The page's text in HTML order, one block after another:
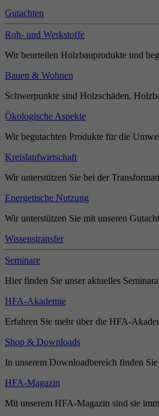
Gutachten
Roh- und Werkstoffe
Wir beurteilen Holzbauprodukte und
Bauen & Wohnen
Schwerpunkte sind Holzschäden,
Ökologische Aspekte
Wir begutachten Produkte für die
Kreislaufwirtschaft
Wir unterstützen Sie bei der
Energetische Nutzung
Wir unterstützen Sie mit unseren
Wissenstransfer
Seminare
Hier finden Sie unser aktuelles
HFA-Akademie
Erfahren Sie mehr über die HFA-
Shop & Downloads
In unserem Downloadbereich finden
HFA-Magazin
Mit unserem HFA-Magazin sind sie